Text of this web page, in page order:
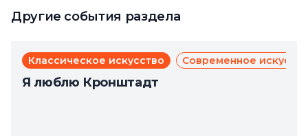
Другие события раздела
Классическое искусство Современное
Я люблю Кронштадт